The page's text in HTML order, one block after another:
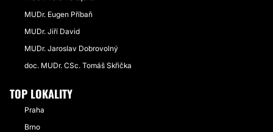
MUDr. Eugen Příbaň
MUDr. Jiří David
MUDr. Jaroslav Dobrovolný
doc. MUDr. CSc. Tomáš Skřička
TOP LOKALITY
Praha
Brno